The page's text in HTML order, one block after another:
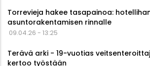
Torrevieja hakee tasapainoa:
asuntorakentamisen rinnalle
09.04.26 - 13:25
Terävä arki - 19-vuotias
kertoo työstään